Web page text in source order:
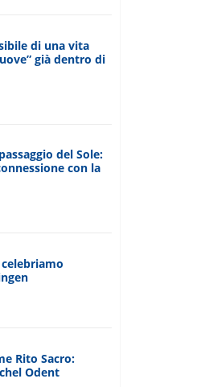
di una vita
già dentro di
del Sole:
con la
Rito Sacro:
Odent